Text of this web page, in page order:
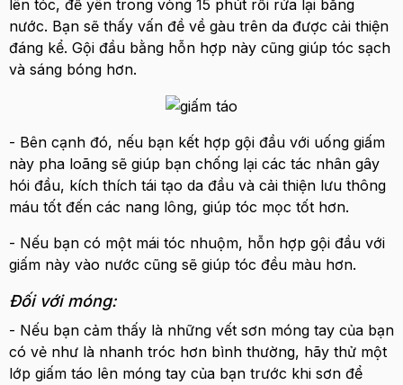
lên tóc, để yên trong vòng 15 phút rồi rửa lại bằng
nước. Bạn sẽ thấy vấn đề về gàu trên da được cải thiện
đáng kể. Gội đầu bằng hỗn hợp này cũng giúp tóc sạch
và sáng bóng hơn.
- Bên cạnh đó, nếu bạn kết hợp gội đầu với uống giấm
này pha loãng sẽ giúp bạn chống lại các tác nhân gây
hói đầu, kích thích tái tạo da đầu và cải thiện lưu thông
máu tốt đến các nang lông, giúp tóc mọc tốt hơn.
- Nếu bạn có một mái tóc nhuộm, hỗn hợp gội đầu với
giấm này vào nước cũng sẽ giúp tóc đều màu hơn.
Đối với móng:
- Nếu bạn cảm thấy là những vết sơn móng tay của bạn
có vẻ như là nhanh tróc hơn bình thường, hãy thử một
lớp giấm táo lên móng tay của bạn trước khi sơn để